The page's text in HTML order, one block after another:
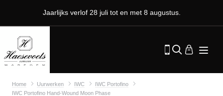
Jaarlijks verlof 28 juli tot en met 8 augustus.
Home Uurwerken IWC
IWC Portofino
IWC Portofino Hand-Wound Moon Phase